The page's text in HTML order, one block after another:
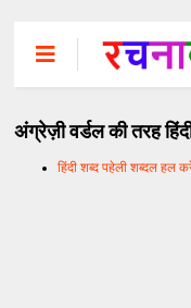
अंग्रेज़ी वर्डल की तरह
हिंदी शब्द पहेली शब्दल हल